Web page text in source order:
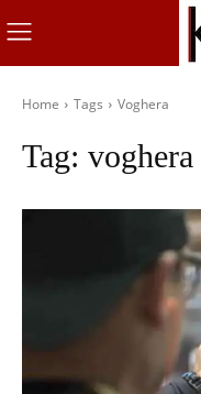
Home Tags Voghera
Tag: voghera